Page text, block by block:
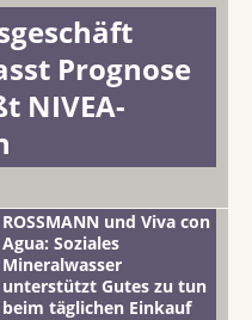
Prognose
NIVEA-
ROSSMANN und Viva con
Agua: Soziales
Mineralwasser
unterstützt Gutes zu tun
beim täglichen Einkauf